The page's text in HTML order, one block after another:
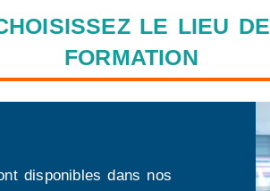
LE LIEU DE
FORMATION
disponibles dans nos